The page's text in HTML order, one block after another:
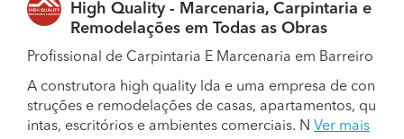
High Quality - Marcenaria, Carpintaria e
Remodelações em Todas as Obras
Profissional de Carpintaria E Marcenaria em Barreiro
A construtora high quality lda e uma empresa de con
struções e remodelações de casas, apartamentos, qu
intas, escritórios e ambientes comerciais. N Ver mais